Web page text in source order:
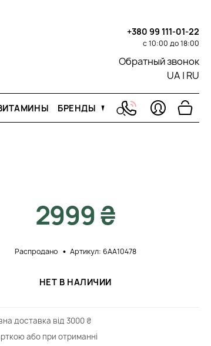
+380 99 111-01-22
с 10:00 до 18:00
Обратный звонок
UA | RU
БРЕНДЫ
2999 ₴
Распродано Артикул: 6AA10478
НЕТ В НАЛИЧИИ
доставка від 3000 ₴
або при отриманні